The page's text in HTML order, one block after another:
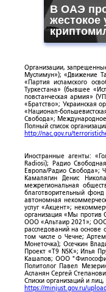
В ОАЭ
жестокое
Организации,
Муслимун»); «Движение
«Партия исламского
Туркестана» (бывшее
повстанческая армия»
«Братство»; Украинская
«Национал-
Свобода»;
Полный список
http://nac.gov.ru/
Иностранные агенты:
Radiosi); Радио
Европа/Радио Свобода»;
Камалягин Денис
межрегиональная
благотворительный
автономная
услуг «Акцент»;
организация «Мы против
ООО «Альтаир 2021»;
расследований на основе
том числе о Чечне;
Монеточка); Осечкин
Проект «T9 NSK»; Илья
Кашапов; ООО
Политолог Павел
Асланян Сергей
Списки организаций и
https://minjust.gov.ru/